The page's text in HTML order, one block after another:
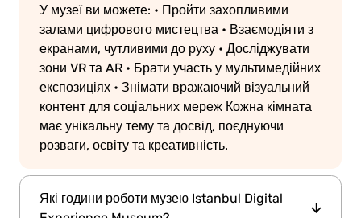
У музеї ви можете: • Пройти захопливими
залами цифрового мистецтва • Взаємодіяти з
екранами, чутливими до руху • Досліджувати
зони VR та AR • Брати участь у мультимедійних
експозиціях • Знімати вражаючий візуальний
контент для соціальних мереж Кожна кімната
має унікальну тему та досвід, поєднуючи
розваги, освіту та креативність.
Які години роботи музею Istanbul Digital